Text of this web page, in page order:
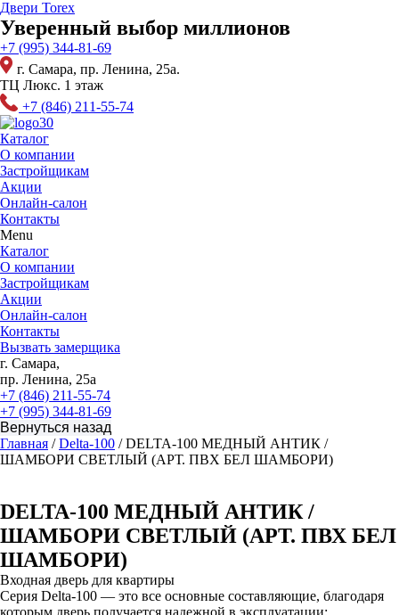
Перейти
к
содержимому
Двери Torex
Уверенный выбор миллионов
+7 (995) 344-81-69
г. Самара, пр. Ленина, 25а.
ТЦ Люкс. 1 этаж
+7 (846) 211-55-74
Каталог
О компании
Застройщикам
Акции
Онлайн-салон
Контакты
Menu
Каталог
О компании
Застройщикам
Акции
Онлайн-салон
Контакты
Вызвать замерщика
г. Самара,
пр. Ленина, 25а
+7 (846) 211-55-74
+7 (995) 344-81-69
Главная /Delta-100 / DELTA-100 МЕДНЫЙ АНТИК /
ШАМБОРИ СВЕТЛЫЙ (АРТ. ПВХ БЕЛ ШАМБОРИ)
DELTA-100 МЕДНЫЙ АНТИК /
ШАМБОРИ СВЕТЛЫЙ (АРТ. ПВХ БЕЛ
ШАМБОРИ)
Входная дверь для квартиры
Серия Delta-100 — это все основные составляющие, благодаря
которым дверь получается надежной в эксплуатации: